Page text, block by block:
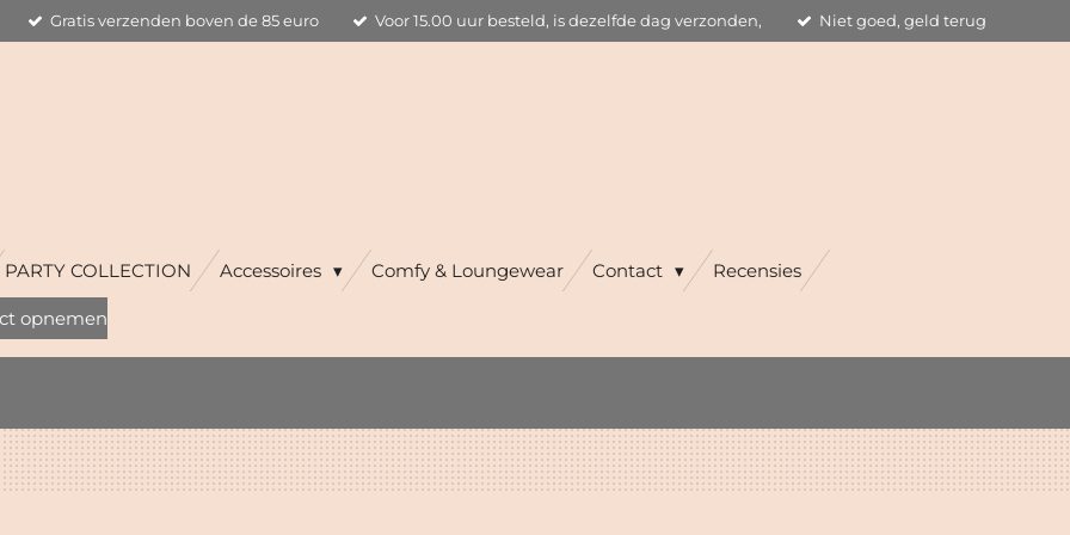
Gratis verzenden boven de 85 euro Voor 15.00 uur besteld, is dezelfde dag verzonden, Niet goed, geld terug
PARTY COLLECTION Accessoires Comfy & Loungewear Contact Recensies
opnemen